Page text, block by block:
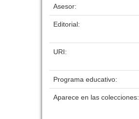
Asesor:
Editorial:
URI:
Programa educativo:
Aparece en las colecciones: